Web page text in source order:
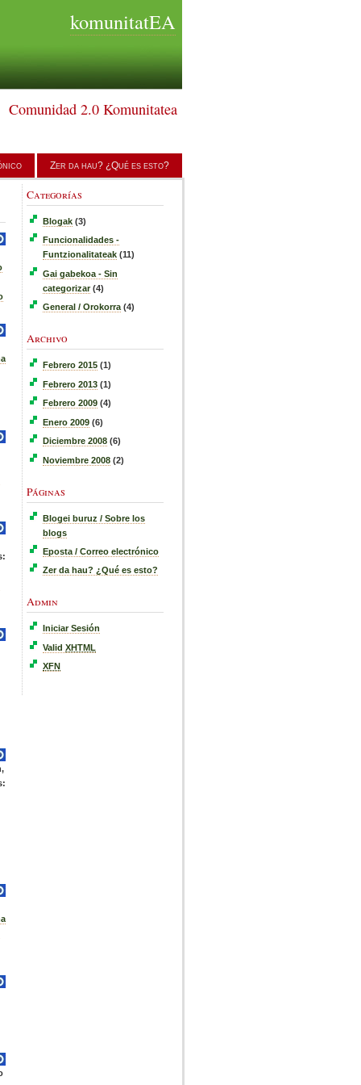
komunitatEA
Comunidad 2.0 Komunitatea
Zer da hau? ¿Qué es esto?
Categorías
Blogak (3)
Funcionalidades -
Funtzionalitateak (11)
Gai gabekoa - Sin
categorizar(4)
General / Orokorra(4)
Archivo
Febrero 2015 (1)
Febrero 2013 (1)
Febrero 2009 (4)
Enero 2009 (6)
Diciembre 2008 (6)
Noviembre 2008 (2)
Páginas
Blogei buruz / Sobre los
blogs
Eposta / Correo electrónico
Zer da hau? ¿Qué es esto?
Admin
Iniciar Sesión
Valid XHTML
XFN